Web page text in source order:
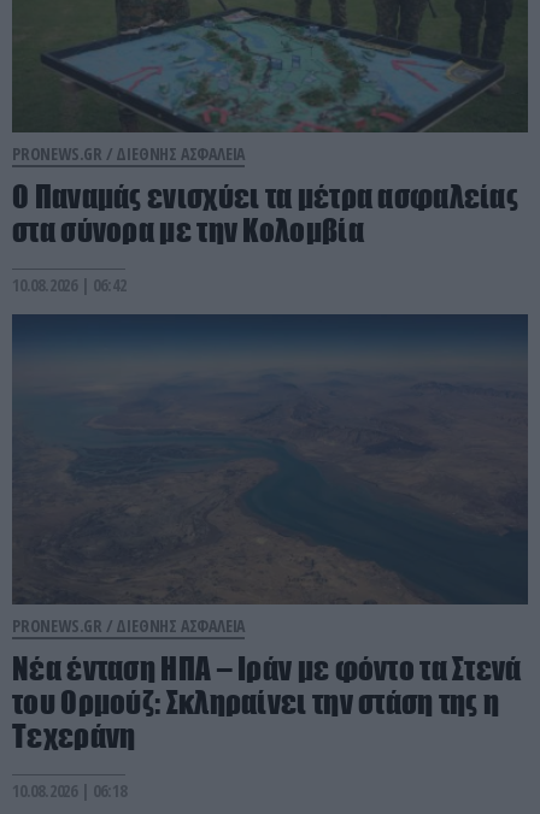
PRONEWS.GR / ΔΙΕΘΝΗΣ ΑΣΦΑΛΕΙΑ
Ο Παναμάς ενισχύει τα μέτρα ασφαλείας
στα σύνορα με την Κολομβία
10.08.2026 | 06:42
PRONEWS.GR / ΔΙΕΘΝΗΣ ΑΣΦΑΛΕΙΑ
Νέα ένταση ΗΠΑ – Ιράν με φόντο τα Στενά
του Ορμούζ: Σκληραίνει την στάση της η
Τεχεράνη
10.08.2026 | 06:18